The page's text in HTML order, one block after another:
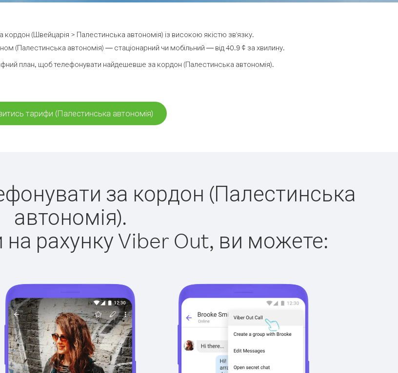
кордон (Швейцарія > Палестинська автономія) із високою якістю зв'язку.
(Палестинська автономія) — стаціонарний чи мобільний — від 40.9 ¢ за хвилину.
план, щоб телефонувати найдешевше за кордон (Палестинська автономія).
тарифи (Палестинська автономія)
за кордон (Палестинська
автономія).
рахунку Viber Out, ви можете: